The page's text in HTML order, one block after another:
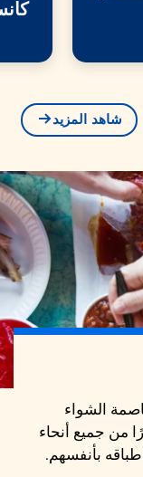
شاهد المزيد
الشواء
من جميع أنحاء
بأنفسهم.